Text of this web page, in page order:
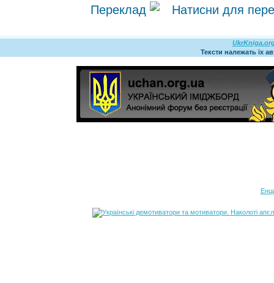
Переклад
Тексти належать їх